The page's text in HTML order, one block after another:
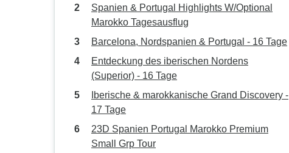
Spanien & Portugal Highlights W/Optional
Marokko Tagesausflug
Barcelona, Nordspanien & Portugal - 16 Tage
Entdeckung des iberischen Nordens
(Superior) - 16 Tage
Iberische & marokkanische Grand Discovery -
17 Tage
23D Spanien Portugal Marokko Premium
Small Grp Tour